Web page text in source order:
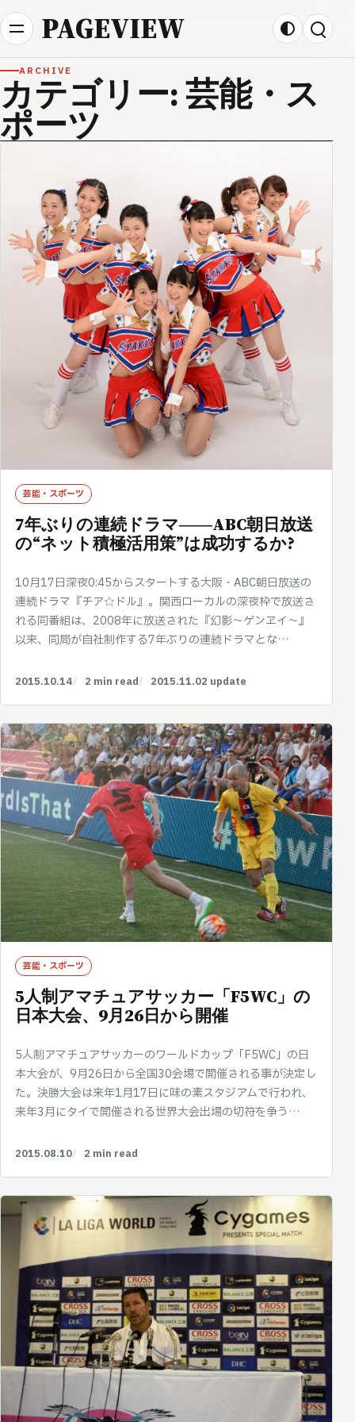
Skip to contentPAGEVIEW
ARCHIVE
カテゴリー:芸能・ス
ポーツ
芸能・スポーツ
7年ぶりの連続ドラマ――ABC朝日放送
の“ネット積極活用策”は成功するか?
10月17日深夜0:45からスタートする大阪・ABC朝日放送の
連続ドラマ『チア☆ドル』。関西ローカルの深夜枠で放送さ
れる同番組は、2008年に放送された『幻影～ゲンヱイ～』
以来、同局が自社制作する7年ぶりの連続ドラマとな…
2015.10.14 2 min read 2015.11.02 update
芸能・スポーツ
5人制アマチュアサッカー「F5WC」の
日本大会、9月26日から開催
5人制アマチュアサッカーのワールドカップ「F5WC」の日
本大会が、9月26日から全国30会場で開催される事が決定し
た。決勝大会は来年1月17日に味の素スタジアムで行われ、
来年3月にタイで開催される世界大会出場の切符を争う…
2015.08.10 2 min read